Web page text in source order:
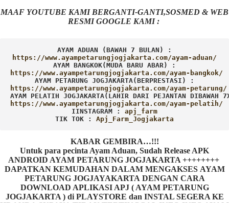
MAAF YOUTUBE KAMI BERGANTI-GANTI,SOSMED & WEB
RESMI GOOGLE KAMI :
AYAM ADUAN (BAWAH 7 BULAN) :
AYAM BANGKOK(MUDA BARU ABAR) :
AYAM PETARUNG JOGJAKARTA(BERPRESTASI) :
AYAM PELATIH JOGJAKARTA(LAHIR DARI PEJANTAN DIBAWAH
IINSTAGRAM :
TIK TOK : Apj_Farm_Jogjakarta
KABAR GEMBIRA…!!!
Untuk para pecinta Ayam Aduan, Sudah Release APK
ANDROID AYAM PETARUNG JOGJAKARTA ++++++++
DAPATKAN KEMUDAHAN DALAM MENGAKSES AYAM
PETARUNG JOGJAYAKARTA DENGAN CARA
DOWNLOAD APLIKASI APJ ( AYAM PETARUNG
JOGJAKARTA ) di PLAYSTORE dan INSTAL SEGERA KE